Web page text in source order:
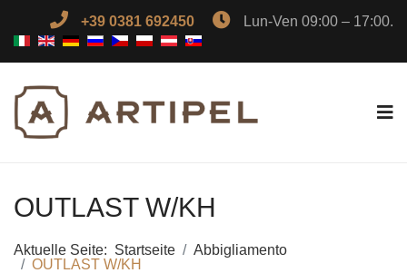
+39 0381 692450 Lun-Ven 09:00 – 17:00.
OUTLAST W/KH
Aktuelle Seite: Startseite
Abbigliamento
OUTLAST W/KH